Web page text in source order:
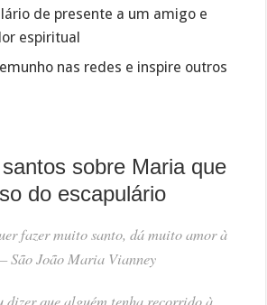
de presente a um amigo e
espiritual
nas redes e inspire outros
sobre Maria que
do escapulário
fazer muito santo, dá muito amor à
São João Maria Vianney
dizer que alguém tenha recorrido à